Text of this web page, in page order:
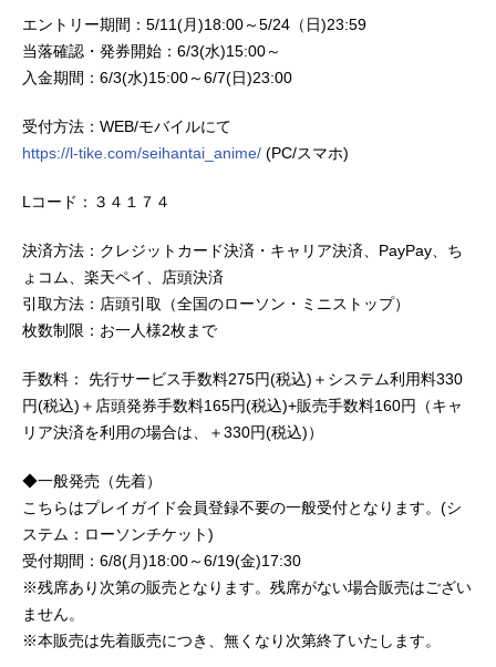
エントリー期間：5/11(月)18:00～5/24（日)23:59
当落確認・発券開始：6/3(水)15:00～
入金期間：6/3(水)15:00～6/7(日)23:00
受付方法：WEB/モバイルにて
https://l-tike.com/seihantai_anime/ (PC/スマホ)
Lコード：３４１７４
決済方法：クレジットカード決済・キャリア決済、PayPay、ち
ょコム、楽天ペイ、店頭決済
引取方法：店頭引取（全国のローソン・ミニストップ）
枚数制限：お一人様2枚まで
手数料： 先行サービス手数料275円(税込)＋システム利用料330
円(税込)＋店頭発券手数料165円(税込)+販売手数料160円（キャ
リア決済を利用の場合は、＋330円(税込)）
◆一般発売（先着）
こちらはプレイガイド会員登録不要の一般受付となります。(シ
ステム：ローソンチケット)
受付期間：6/8(月)18:00～6/19(金)17:30
※残席あり次第の販売となります。残席がない場合販売はござい
ません。
※本販売は先着販売につき、無くなり次第終了いたします。